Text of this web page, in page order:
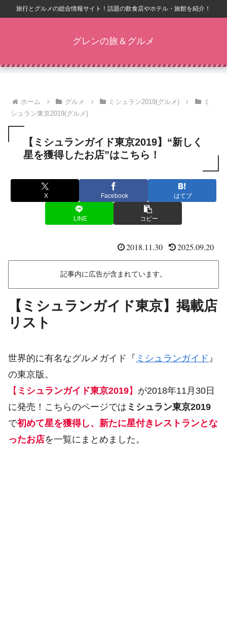
旅行とグルメの総合情報サイト！話題の飲食店やホテル・旅館を紹介！
グレンの旅＆グルメ
ホーム グルメ ミシュラン2019(グルメ)
ミ
シュラン東京2019(グルメ)
【ミシュランガイド東京2019】“新しく
星を獲得したお店”はこちら！
X Facebook はてブ
LINE コピー
2018.11.30 2025.09.20
記事内に広告が含まれています。
【ミシュランガイド東京】掲載店
リスト
世界的に有名なグルメガイド『 ミシュランガイド 』
の東京版。
【 ミシュランガイド東京2019】 が2018年11月30日
に発売！こちらのページでは ミシュラン東京2019
で初めて星を獲得し、新たに星付きレストランとな
ったお店を一覧にまとめました。